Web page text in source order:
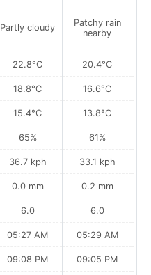
Partly cloudy
22.8°C
18.8°C
15.4°C
65%
36.7 kph
0.0 mm
6.0
05:27 AM
09:08 PM
Patchy rain
nearby
20.4°C
16.6°C
13.8°C
61%
33.1 kph
0.2 mm
6.0
05:29 AM
09:05 PM